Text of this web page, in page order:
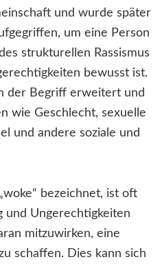
und wurde später
um eine Person
strukturellen Rassismus
bewusst ist.
der Begriff erweitert und
wie Geschlecht, sexuelle
und andere soziale und
bezeichnet, ist oft
und Ungerechtigkeiten
mitzuwirken, eine
schaffen. Dies kann sich